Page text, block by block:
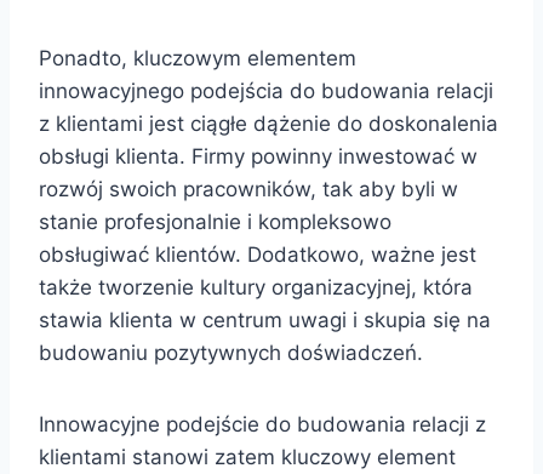
Ponadto, kluczowym elementem
innowacyjnego podejścia do budowania relacji
z klientami jest ciągłe dążenie do doskonalenia
obsługi klienta. Firmy powinny inwestować w
rozwój swoich pracowników, tak aby byli w
stanie profesjonalnie i kompleksowo
obsługiwać klientów. Dodatkowo, ważne jest
także tworzenie kultury organizacyjnej, która
stawia klienta w centrum uwagi i skupia się na
budowaniu pozytywnych doświadczeń.
Innowacyjne podejście do budowania relacji z
klientami stanowi zatem kluczowy element